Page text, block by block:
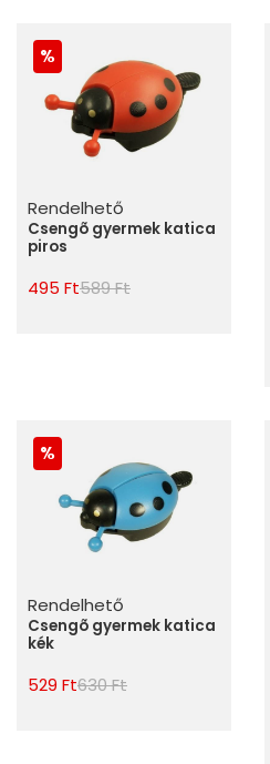
Rendelhető
Csengõ gyermek katica
piros
495 Ft589 Ft
Rendelhető
Csengõ gyermek katica
kék
529 Ft630 Ft